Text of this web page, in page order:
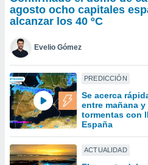
cookies
aceptar
de
sitio
En
de que
sean
agosto ocho capitales
alcanzar los 40 ºC
Evelio Gómez
PREDICCIÓN
Se acerca
entre mañana
tormentas con
España
ACTUALIDAD